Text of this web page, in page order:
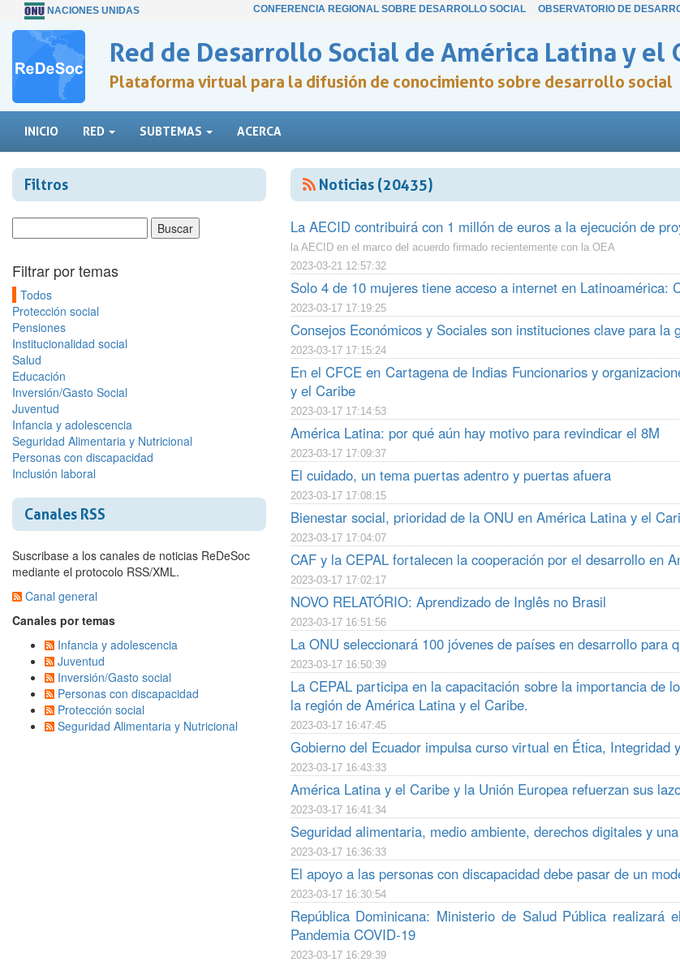
NACIONES UNIDAS CONFERENCIA REGIONAL SOBRE DESARROLLO SOCIAL OBSERVATORIO DE
Red de Desarrollo Social de América Latina y el
Plataforma virtual para la difusión de conocimiento sobre desarrollo social
INICIO RED SUBTEMAS ACERCA
Filtros
Filtrar por temas
Todos
Protección social
Pensiones
Institucionalidad social
Salud
Educación
Inversión/Gasto Social
Juventud
Infancia y adolescencia
Seguridad Alimentaria y Nutricional
Personas con discapacidad
Inclusión laboral
Canales RSS
Suscribase a los canales de noticias ReDeSoc
mediante el protocolo RSS/XML.
Canal general
Canales por temas
Infancia y adolescencia
Juventud
Inversión/Gasto social
Personas con discapacidad
Protección social
Seguridad Alimentaria y Nutricional
Noticias (20435)
La AECID contribuirá con 1 millón de euros a la ejecución de
la AECID en el marco del acuerdo firmado recientemente con la OEA
2023-03-21 12:57:32
Solo 4 de 10 mujeres tiene acceso a internet en Latinoamérica:
2023-03-17 17:19:25
Consejos Económicos y Sociales son instituciones clave para
2023-03-17 17:15:24
En el CFCE en Cartagena de Indias Funcionarios y
y el Caribe
2023-03-17 17:14:53
América Latina: por qué aún hay motivo para revindicar el 8M
2023-03-17 17:09:37
El cuidado, un tema puertas adentro y puertas afuera
2023-03-17 17:08:15
Bienestar social, prioridad de la ONU en América Latina y el
2023-03-17 17:04:07
CAF y la CEPAL fortalecen la cooperación por el desarrollo en
2023-03-17 17:02:17
NOVO RELATÓRIO: Aprendizado de Inglês no Brasil
2023-03-17 16:51:56
La ONU seleccionará 100 jóvenes de países en desarrollo
2023-03-17 16:50:39
La CEPAL participa en la capacitación sobre la importancia de
la región de América Latina y el Caribe.
2023-03-17 16:47:45
Gobierno del Ecuador impulsa curso virtual en Ética, Integridad
2023-03-17 16:43:33
América Latina y el Caribe y la Unión Europea refuerzan sus
2023-03-17 16:41:34
Seguridad alimentaria, medio ambiente, derechos digitales y
2023-03-17 16:36:33
El apoyo a las personas con discapacidad debe pasar de un
2023-03-17 16:30:54
República Dominicana: Ministerio de Salud Pública
Pandemia COVID-19
2023-03-17 16:29:39